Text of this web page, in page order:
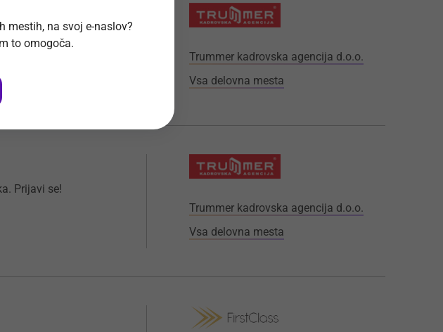
Trummer kadrovska agencija d.o.o.
Vsa delovna mesta
Prijavi se!
Trummer kadrovska agencija d.o.o.
Vsa delovna mesta
mestih, na svoj e-naslov?
to omogoča.